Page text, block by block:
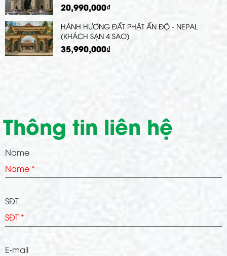
20,990,000₫
HÀNH HƯƠNG ĐẤT PHẬT ẤN ĐỘ - NEPAL
(KHÁCH SẠN 4 SAO)
35,990,000₫
Thông tin liên hệ
Name
SĐT
E-mail